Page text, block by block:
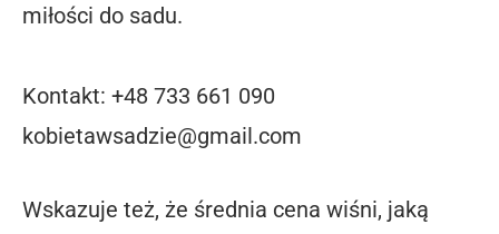
miłości do sadu.
Kontakt: +48 733 661 090
kobietawsadzie@gmail.com
Wskazuje też, że średnia cena wiśni, jaką